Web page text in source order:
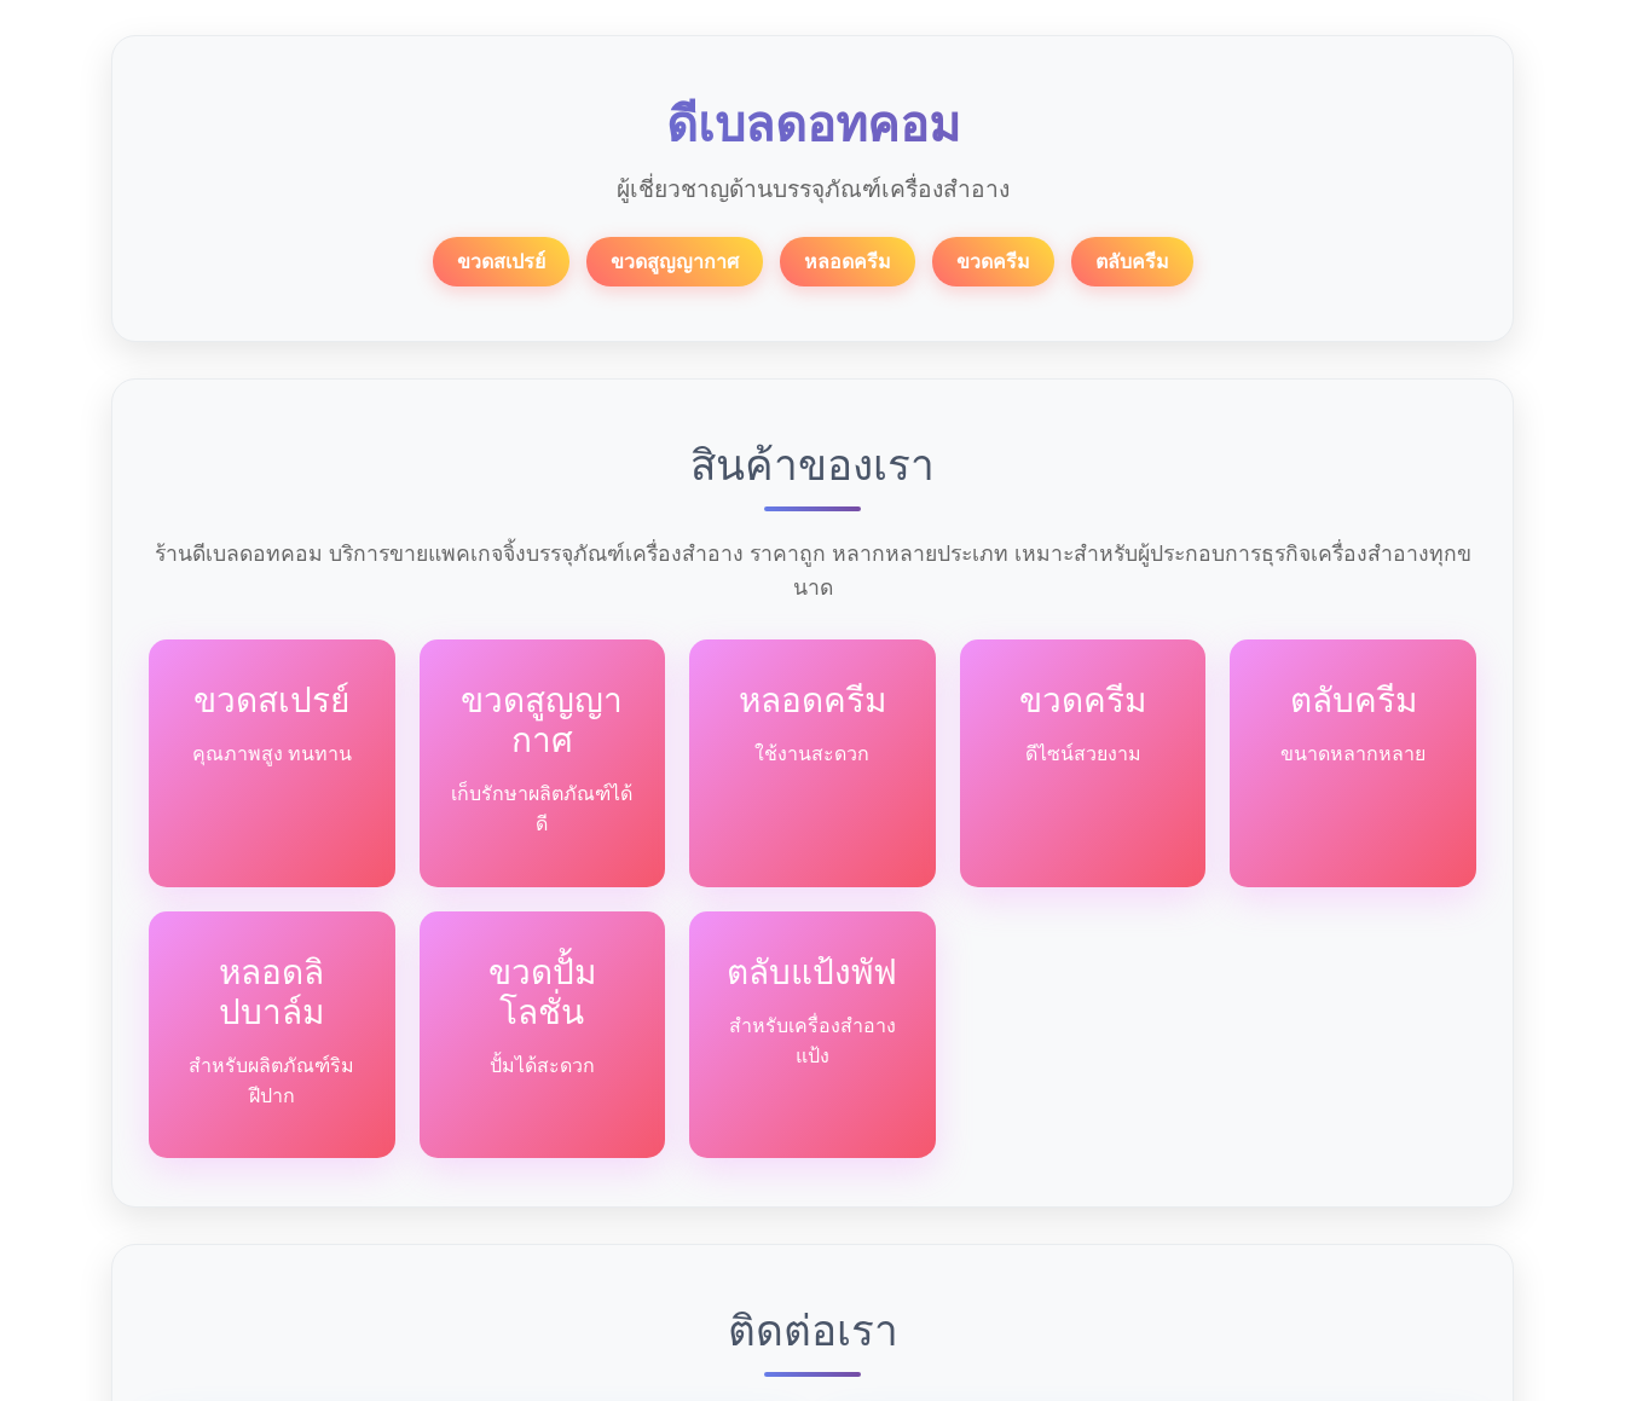
ดีเบลดอทคอม
ผู้เชี่ยวชาญด้านบรรจุภัณฑ์เครื่องสำอาง
ขวดสเปรย์ ขวดสูญญากาศ หลอดครีม ขวดครีม ตลับครีม
สินค้าของเรา
ร้านดีเบลดอทคอม บริการขายแพคเกจจิ้งบรรจุภัณฑ์เครื่องสำอาง ราคาถูก หลากหลายประเภท เหมาะสำหรับผู้ประกอบการธุรกิจเครื่องสำอางทุกข
นาด
ขวดสเปรย์
คุณภาพสูง ทนทาน
ขวดสูญญา
กาศ
เก็บรักษาผลิตภัณฑ์ได้
ดี
หลอดครีม
ใช้งานสะดวก
ขวดครีม
ดีไซน์สวยงาม
ตลับครีม
ขนาดหลากหลาย
หลอดลิ
ปบาล์ม
สำหรับผลิตภัณฑ์ริม
ฝีปาก
ขวดปั้ม
โลชั่น
ปั้มได้สะดวก
ตลับแป้งพัฟ
สำหรับเครื่องสำอาง
แป้ง
ติดต่อเรา